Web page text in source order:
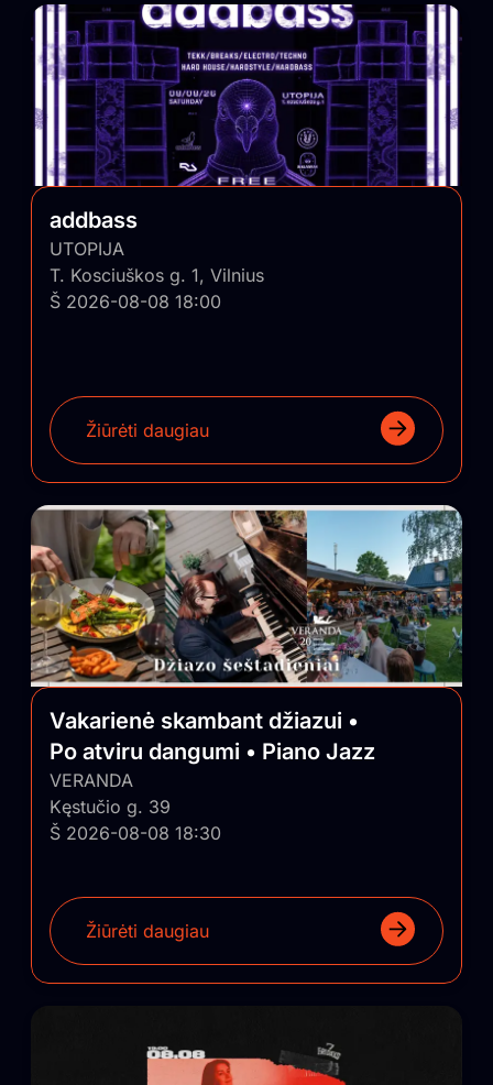
addbass
UTOPIJA
T. Kosciuškos g. 1, Vilnius
Š 2026-08-08 18:00
Žiūrėti daugiau
Vakarienė skambant džiazui •
Po atviru dangumi • Piano Jazz
VERANDA
Kęstučio g. 39
Š 2026-08-08 18:30
Žiūrėti daugiau